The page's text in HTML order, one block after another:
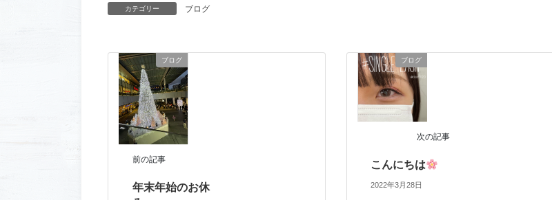
カテゴリー ブログ
ブログ
前の記事
年末年始のお休
ブログ
次の記事
こんにちは
2022年3月28日